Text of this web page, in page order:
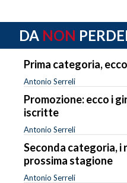
DA NON
Prima categoria,
Antonio Serreli
Promozione: ecco i
iscritte
Antonio Serreli
Seconda categoria, i
prossima stagione
Antonio Serreli